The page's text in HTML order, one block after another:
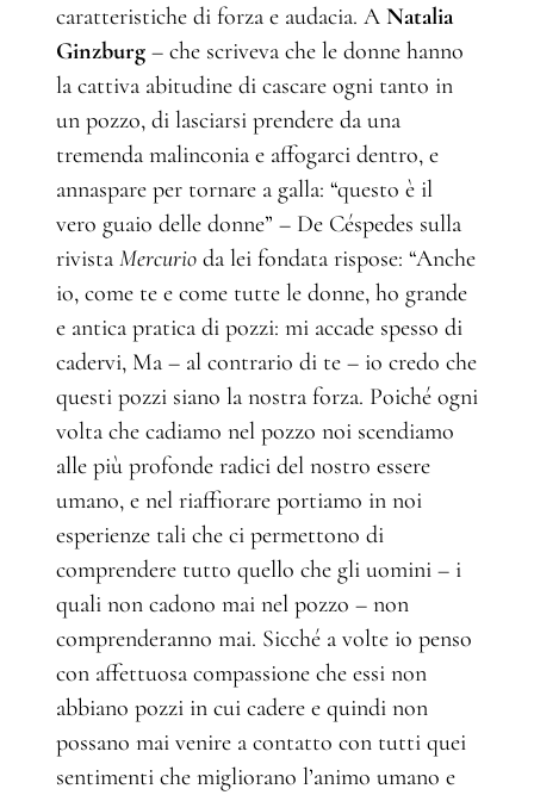
caratteristiche di forza e audacia. A Natalia
Ginzburg – che scriveva che le donne hanno
la cattiva abitudine di cascare ogni tanto in
un pozzo, di lasciarsi prendere da una
tremenda malinconia e affogarci dentro, e
annaspare per tornare a galla: “questo è il
vero guaio delle donne” – De Céspedes sulla
rivista Mercurio da lei fondata rispose: “Anche
io, come te e come tutte le donne, ho grande
e antica pratica di pozzi: mi accade spesso di
cadervi, Ma – al contrario di te – io credo che
questi pozzi siano la nostra forza. Poiché ogni
volta che cadiamo nel pozzo noi scendiamo
alle più profonde radici del nostro essere
umano, e nel riaffiorare portiamo in noi
esperienze tali che ci permettono di
comprendere tutto quello che gli uomini ­– i
quali non cadono mai nel pozzo – non
comprenderanno mai. Sicché a volte io penso
con affettuosa compassione che essi non
abbiano pozzi in cui cadere e quindi non
possano mai venire a contatto con tutti quei
sentimenti che migliorano l’animo umano e